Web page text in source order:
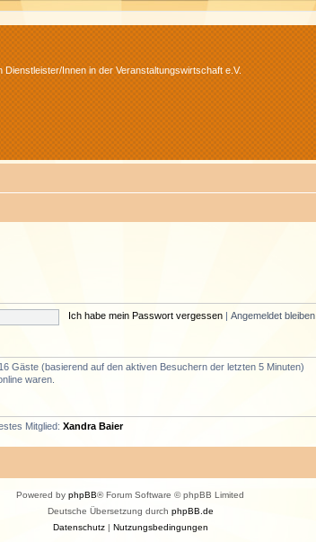
Innen in der Veranstaltungswirtschaft e.V.
Ich habe mein Passwort vergessen Angemeldet bleiben
Gäste (basierend auf den aktiven Besuchern der letzten 5 Minuten)
waren.
Mitglied: Xandra Baier
Powered by phpBB® Forum Software © phpBB Limited
Deutsche Übersetzung durch phpBB.de
Datenschutz| Nutzungsbedingungen